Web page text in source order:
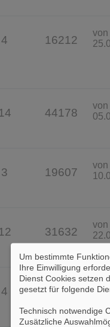
4 16212
von
14 44178
von
3 19607
von
12 31632
von
4 19756
von
Um bestimmte
Ihre Einwilligung
Dienst Cookies setzen
gesetzt für folgende
Technisch notwendige
Zusätzliche